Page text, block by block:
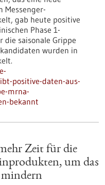
Messenger-
gab heute positive
Phase 1-
die saisonale Grippe
wurden in
positive-daten-aus-
mrna-
bekannt
Zeit für die
um das
mindern